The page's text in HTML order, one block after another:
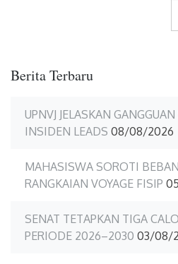
Berita Terbaru
UPNVJ JELASKAN
INSIDEN LEADS 08/08/2026
MAHASISWA SOROTI
RANGKAIAN VOYAGE FISIP
SENAT TETAPKAN TIGA
PERIODE 2026–2030 03/08/